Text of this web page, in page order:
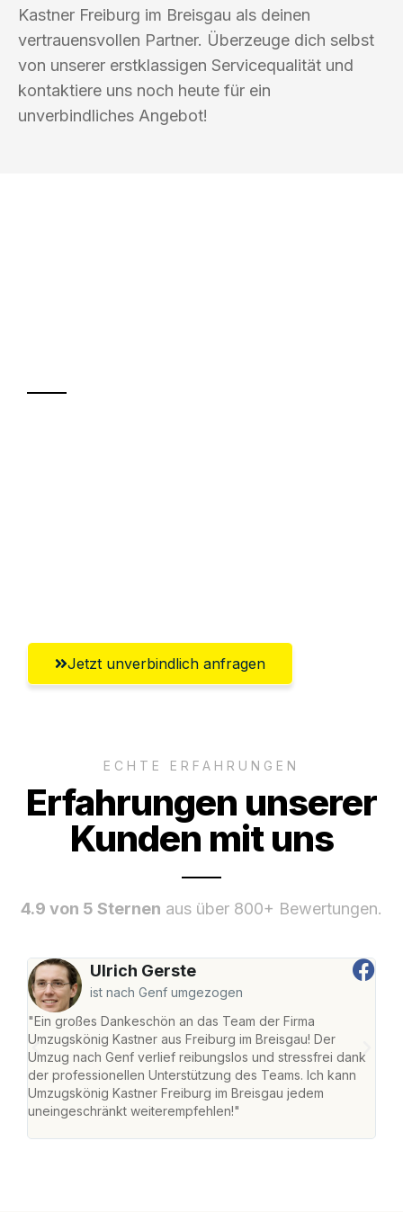
Kastner Freiburg im Breisgau als deinen
vertrauensvollen Partner. Überzeuge dich selbst
von unserer erstklassigen Servicequalität und
kontaktiere uns noch heute für ein
unverbindliches Angebot!
Jetzt unverbindlich anfragen
ECHTE ERFAHRUNGEN
Erfahrungen unserer
Kunden mit uns
4.9 von 5 Sternen aus über 800+ Bewertungen.
Ulrich Gerste
ist nach Genf umgezogen
"Ein großes Dankeschön an das Team der Firma
Umzugskönig Kastner aus Freiburg im Breisgau! Der
Umzug nach Genf verlief reibungslos und stressfrei dank
der professionellen Unterstützung des Teams. Ich kann
Umzugskönig Kastner Freiburg im Breisgau jedem
uneingeschränkt weiterempfehlen!"